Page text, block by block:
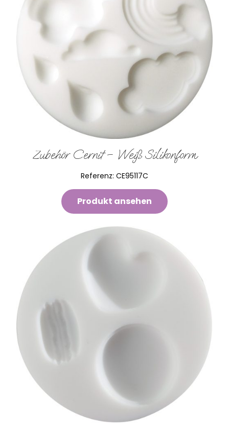
Zubehör Cernit – Weiß Silikonform
Referenz: CE95117C
Produkt ansehen